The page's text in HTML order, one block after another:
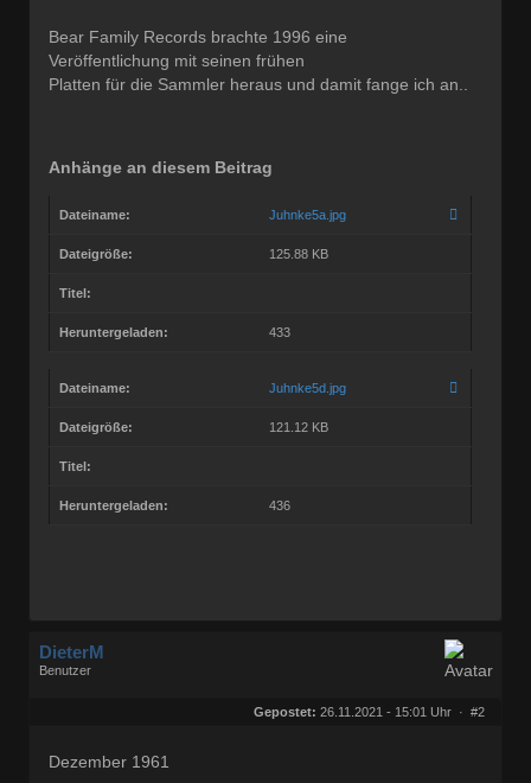
Bear Family Records brachte 1996 eine
Veröffentlichung mit seinen frühen
Platten für die Sammler heraus und damit fange ich an..
Anhänge an diesem Beitrag
Dateiname: Juhnke5a.jpg
Dateigröße: 125.88 KB
Titel:
Heruntergeladen: 433
Dateiname: Juhnke5d.jpg
Dateigröße: 121.12 KB
Titel:
Heruntergeladen: 436
DieterM
Benutzer
Gepostet: 26.11.2021 - 15:01 Uhr · #2
Dezember 1961